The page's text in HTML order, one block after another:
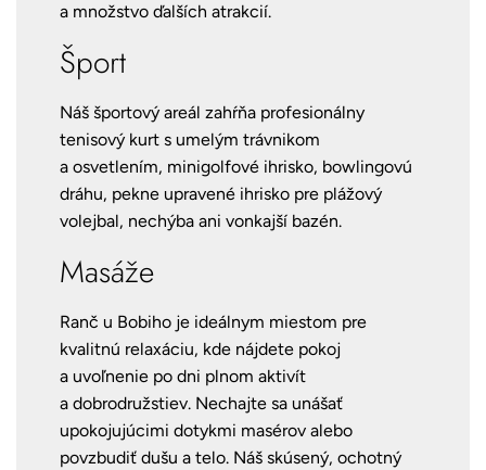
a množstvo ďalších atrakcií.
Šport
Náš športový areál zahŕňa profesionálny
tenisový kurt s umelým trávnikom
a osvetlením, minigolfové ihrisko, bowlingovú
dráhu, pekne upravené ihrisko pre plážový
volejbal, nechýba ani vonkajší bazén.
Masáže
Ranč u Bobiho je ideálnym miestom pre
kvalitnú relaxáciu, kde nájdete pokoj
a uvoľnenie po dni plnom aktivít
a dobrodružstiev. Nechajte sa unášať
upokojujúcimi dotykmi masérov alebo
povzbudiť dušu a telo. Náš skúsený, ochotný